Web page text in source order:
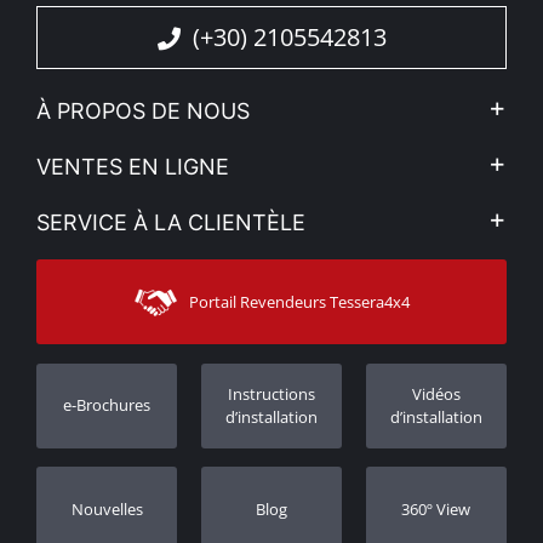
(+30) 2105542813
À PROPOS DE NOUS
L'entreprise
Voir nos actualités
Sitemap
VENTES EN LIGNE
Mon compte
Moyens d’expédition
SERVICE À LA CLIENTÈLE
Contacter
Assistance aux clients
Suivi des commandes
Concessionnaires
Portail Revendeurs Tessera4x4
e-Brochures
Instructions
d’installation
Vidéos
d’installation
Nouvelles Blog 360º View